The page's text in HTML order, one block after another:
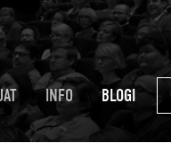
INFO BLOGI